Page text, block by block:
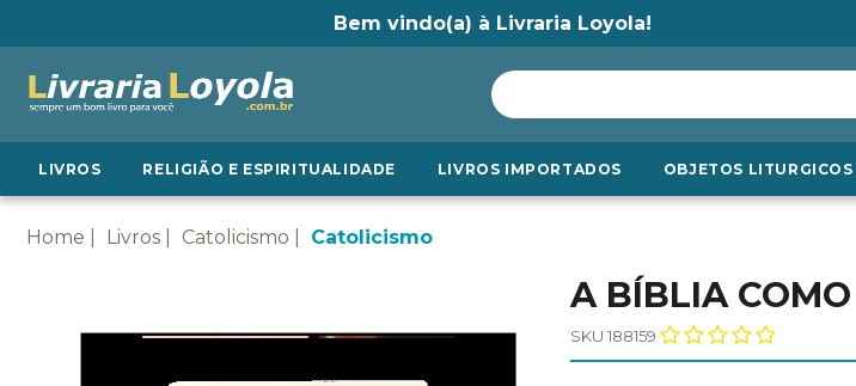
Bem vindo(a) à Livraria Loyola!
LIVROS RELIGIÃO E ESPIRITUALIDADE LIVROS IMPORTADOS OBJETOS LITURGICOS
Home Livros Catolicismo Catolicismo
A BÍBLIA
SKU 188159